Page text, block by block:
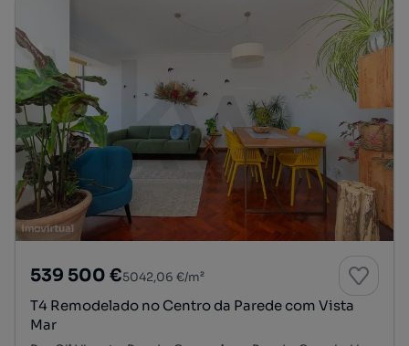
539 500 €5042,06 €/m²
T4 Remodelado no Centro da Parede com Vista
Mar